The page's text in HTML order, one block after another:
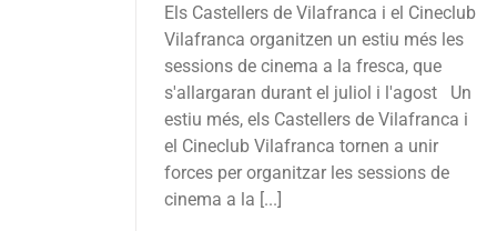
Els Castellers de Vilafranca i el Cineclub
Vilafranca organitzen un estiu més les
sessions de cinema a la fresca, que
s'allargaran durant el juliol i l'agost Un
estiu més, els Castellers de Vilafranca i
el Cineclub Vilafranca tornen a unir
forces per organitzar les sessions de
cinema a la [...]